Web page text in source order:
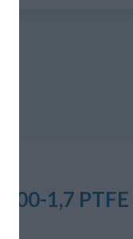
1,7 PTFE